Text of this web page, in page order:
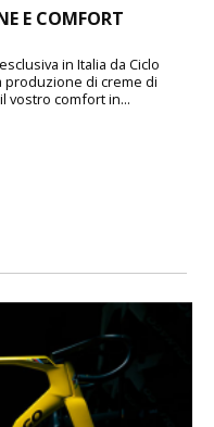
E COMFORT
in Italia da Ciclo
produzione di creme di
vostro comfort in...